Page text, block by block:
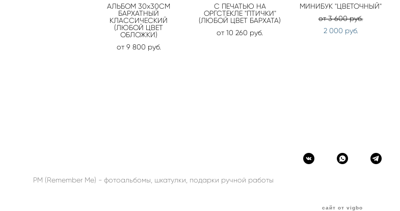
АЛЬБОМ 30х30СМ
БАРХАТНЫЙ
КЛАССИЧЕСКИЙ
(ЛЮБОЙ ЦВЕТ
ОБЛОЖКИ)
от 9 800 pуб.
С ПЕЧАТЬЮ НА
ОРГСТЕКЛЕ "ПТИЧКИ"
(ЛЮБОЙ ЦВЕТ БАРХАТА)
от 10 260 pуб.
МИНИБУК "ЦВЕТОЧНЫЙ"
от 3 600 pуб.
2 000 pуб.
РМ (Remember Me) - фотоальбомы, шкатулки, подарки ручной работы
сайт от vigbo